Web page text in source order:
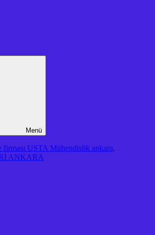
Menü
USTA Mühendislik ankara,
ANKARA